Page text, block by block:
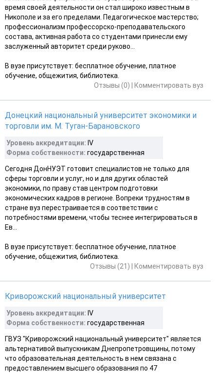
время своей деятельности он стал широко известным в
Никополе и за его пределами. Педагогическое мастерство;
профессионализм профессорско-преподавательского
состава, активная работа со студентами принесли ему
заслуженный авторитет среди руково...
В вузе присутствует: бесплатное обучение, платное
обучение, общежития, библиотека.
Отзывы (0)
Комментировать вуз
Донецкий национальный университет экономики и
торговли им. М. Туган-Барановского
Уровень аккредитации: IV
Форма собственности: государственная
Сегодня ДонНУЭТ готовит специалистов не только для
сферы торговли и услуг, но и для других областей
экономики, по праву став центром подготовки
экономических кадров в регионе. Вопреки трудностям в
стране вуз перестраивается в соответствии с
потребностями времени, чтобы теснее интегрироваться в
Ев...
В вузе присутствует: бесплатное обучение, платное
обучение, общежития, библиотека.
Отзывы (21)
Комментировать вуз
Криворожский национальный университет
Уровень аккредитации: IV
Форма собственности: государственная
ГВУЗ "Криворожский национальный университет" является
альтернативой выпускникам Днепропетровщины, потому
что образовательная деятельность в нем связана с
предоставлением высшего образования по 47